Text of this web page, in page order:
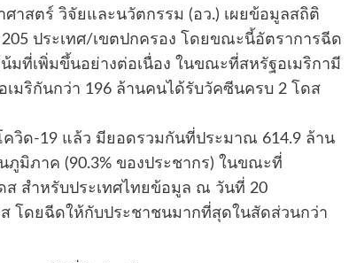
าสตร์ วิจัยและนวัตกรรม (อว.) เผยข้อมูลสถิติ
ประเทศ/เขตปกครอง โดยขณะนี้อัตราการฉีด
ที่เพิ่มขึ้นอย่างต่อเนื่อง ในขณะที่สหรัฐอเมริกามี
มริกันกว่า 196 ล้านคนได้รับวัคซีนครบ 2 โดส
วิด-19 แล้ว มียอดรวมกันที่ประมาณ 614.9 ล้าน
มิภาค (90.3% ของประชากร) ในขณะที่
สำหรับประเทศไทยข้อมูล ณ วันที่ 20
โดยฉีดให้กับประชาชนมากที่สุดในสัดส่วนกว่า